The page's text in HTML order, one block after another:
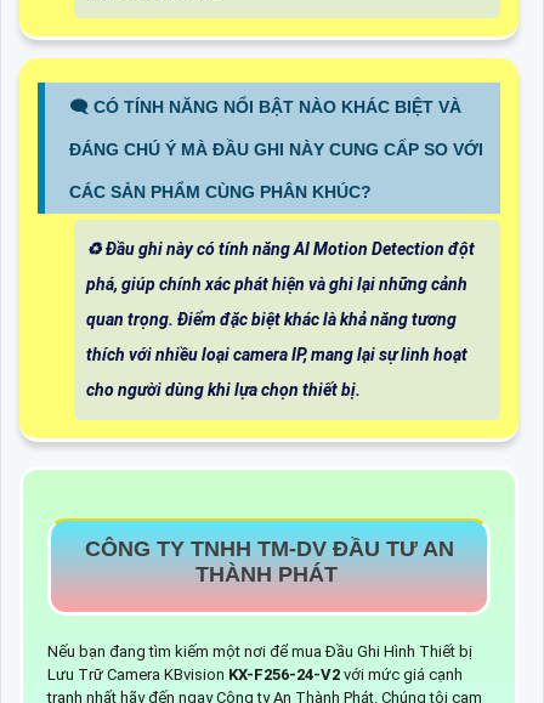
🗨️ CÓ TÍNH NĂNG NỔI BẬT NÀO KHÁC BIỆT VÀ
ĐÁNG CHÚ Ý MÀ ĐẦU GHI NÀY CUNG CẤP SO VỚI
CÁC SẢN PHẨM CÙNG PHÂN KHÚC?
♻️ Đầu ghi này có tính năng AI Motion Detection đột
phá, giúp chính xác phát hiện và ghi lại những cảnh
quan trọng. Điểm đặc biệt khác là khả năng tương
thích với nhiều loại camera IP, mang lại sự linh hoạt
cho người dùng khi lựa chọn thiết bị.
CÔNG TY TNHH TM-DV ĐẦU TƯ AN
THÀNH PHÁT
Nếu bạn đang tìm kiếm một nơi để mua Đầu Ghi Hình Thiết bị
Lưu Trữ Camera KBvision KX-F256-24-V2 với mức giá cạnh
tranh nhất hãy đến ngay Công ty An Thành Phát. Chúng tôi cam